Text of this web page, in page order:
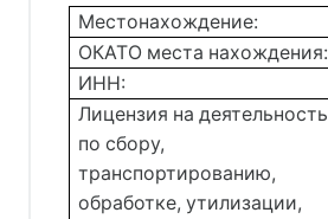
Местонахождение:
ОКАТО места нахождения:
ИНН:
Лицензия на деятельность
по сбору,
транспортированию,
обработке, утилизации,